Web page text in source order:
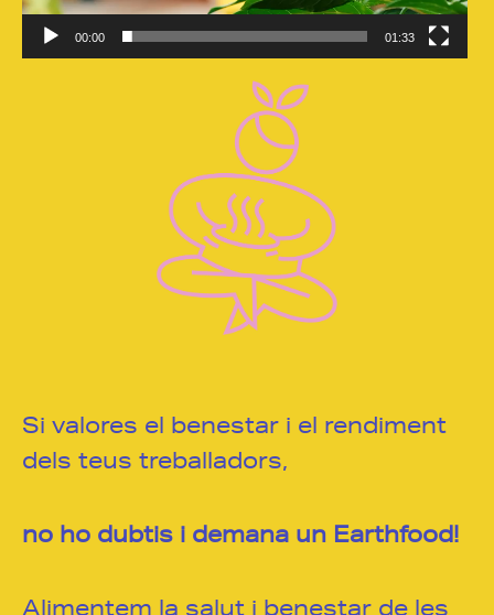
00:00 01:33
Si valores el benestar i el rendiment
dels teus treballadors,
no ho dubtis i demana un Earthfood!